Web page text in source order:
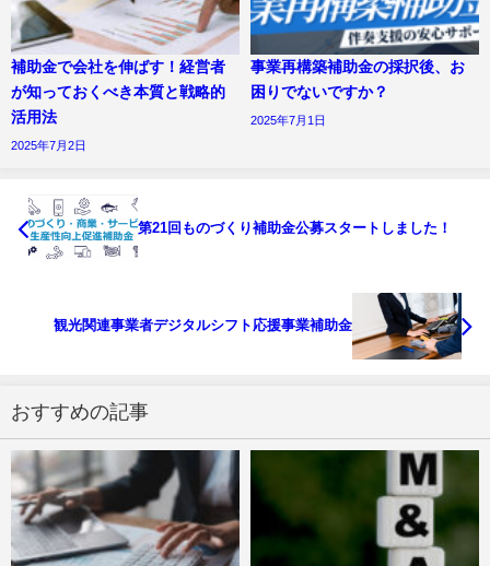
補助金で会社を伸ばす！経営者
が知っておくべき本質と戦略的
活用法
2025年7月2日
事業再構築補助金の採択後、お
困りでないですか？
2025年7月1日
第21回ものづくり補助金公募スタートしました！
観光関連事業者デジタルシフト応援事業補助金
おすすめの記事